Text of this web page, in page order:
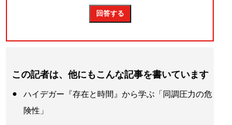
この記者は、他にもこんな記事を書いています
ハイデガー『存在と時間』から学ぶ「同調圧力の危
険性」